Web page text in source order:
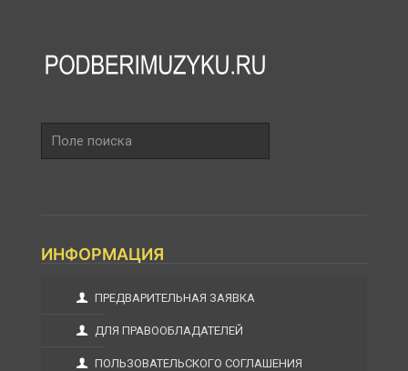
поиска
ИНФОРМАЦИЯ
ПРЕДВАРИТЕЛЬНАЯ ЗАЯВКА
ДЛЯ ПРАВООБЛАДАТЕЛЕЙ
ПОЛЬЗОВАТЕЛЬСКОГО СОГЛАШЕНИЯ